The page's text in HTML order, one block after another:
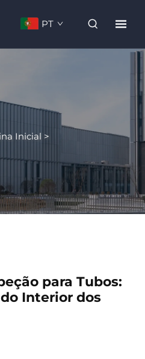
PT
Inicial >
para Tubos:
Interior dos